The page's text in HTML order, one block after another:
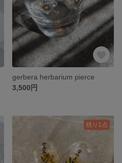
gerbera herbarium pierce
3,500円
残り1点